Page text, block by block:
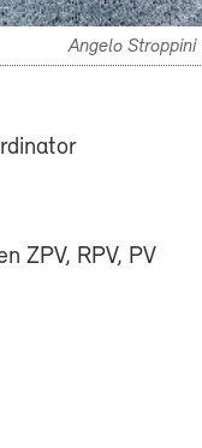
Angelo Stroppini
ZPV, RPV, PV